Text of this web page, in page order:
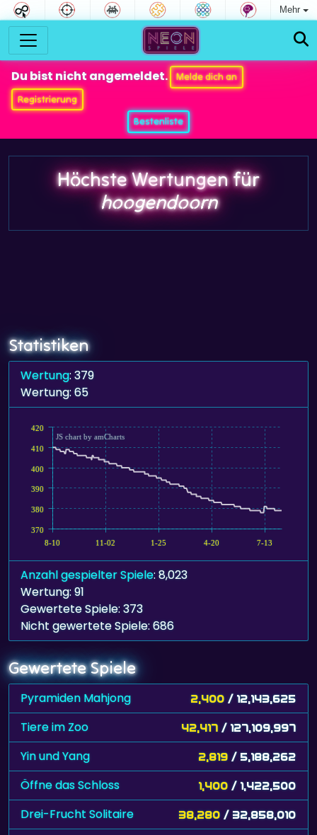
Mehr
Du bist nicht angemeldet.
Melde dich an
Registrierung
Bestenliste
Höchste Wertungen für
hoogendoorn
Statistiken
Wertung: 379
Wertung: 65
8-10 11-02 1-25 4-20 7-13
370
380
390
400
410
420
JS chart by amCharts
Anzahl gespielter Spiele: 8,023
Wertung: 91
Gewertete Spiele: 373
Nicht gewertete Spiele: 686
Gewertete Spiele
Pyramiden Mahjong 2,400 / 12,143,625
Tiere im Zoo 42,417 / 127,109,997
Yin und Yang 2,819 / 5,188,262
Öffne das Schloss 1,400 / 1,422,500
Drei-Frucht Solitaire 38,280 / 32,858,010